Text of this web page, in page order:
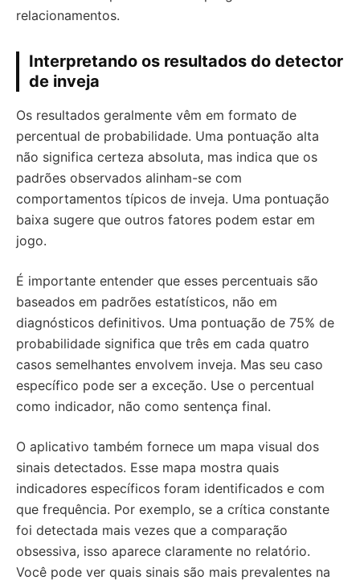
relacionamentos.
Interpretando os resultados do detector
de inveja
Os resultados geralmente vêm em formato de
percentual de probabilidade. Uma pontuação alta
não significa certeza absoluta, mas indica que os
padrões observados alinham-se com
comportamentos típicos de inveja. Uma pontuação
baixa sugere que outros fatores podem estar em
jogo.
É importante entender que esses percentuais são
baseados em padrões estatísticos, não em
diagnósticos definitivos. Uma pontuação de 75% de
probabilidade significa que três em cada quatro
casos semelhantes envolvem inveja. Mas seu caso
específico pode ser a exceção. Use o percentual
como indicador, não como sentença final.
O aplicativo também fornece um mapa visual dos
sinais detectados. Esse mapa mostra quais
indicadores específicos foram identificados e com
que frequência. Por exemplo, se a crítica constante
foi detectada mais vezes que a comparação
obsessiva, isso aparece claramente no relatório.
Você pode ver quais sinais são mais prevalentes na